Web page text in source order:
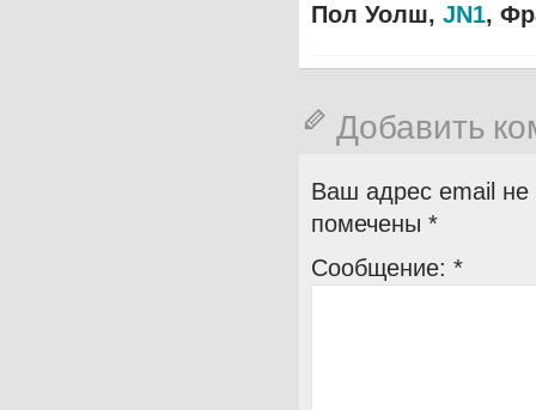
Пол Уолш, JN1,
Добавить
Ваш адрес email не
помечены *
Сообщение: *